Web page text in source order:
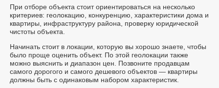
При отборе объекта стоит ориентироваться на несколько
критериев: геолокацию, конкуренцию, характеристики дома и
квартиры, инфраструктуру района, проверку юридической
чистоты объекта.
Начинать стоит в локации, которую вы хорошо знаете, чтобы
было проще оценить объект. По этой геолокации также
можно выяснить и диапазон цен. Позвоните продавцам
самого дорогого и самого дешевого объектов — квартиры
должны быть с одинаковым набором характеристик.